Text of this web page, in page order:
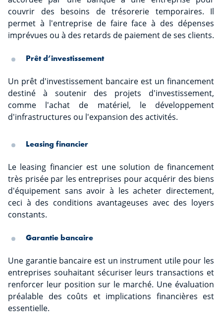
couvrir des besoins de trésorerie temporaires. Il
permet à l'entreprise de faire face à des dépenses
imprévues ou à des retards de paiement de ses clients.
Prêt d’investissement
Un prêt d'investissement bancaire est un financement
destiné à soutenir des projets d'investissement,
comme l'achat de matériel, le développement
d'infrastructures ou l'expansion des activités.
Leasing financier
Le leasing financier est une solution de financement
très prisée par les entreprises pour acquérir des biens
d'équipement sans avoir à les acheter directement,
ceci à des conditions avantageuses avec des loyers
constants.
Garantie bancaire
Une garantie bancaire est un instrument utile pour les
entreprises souhaitant sécuriser leurs transactions et
renforcer leur position sur le marché. Une évaluation
préalable des coûts et implications financières est
essentielle.